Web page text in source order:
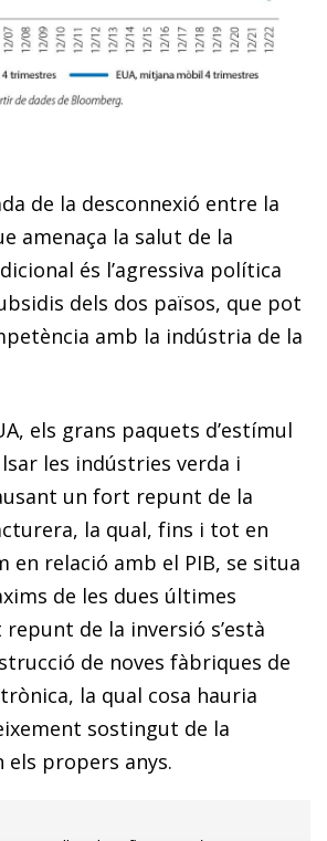
de la desconnexió entre la
amenaça la salut de la
és l’agressiva política
dels dos països, que pot
amb la indústria de la
els grans paquets d’estímul
les indústries verda i
un fort repunt de la
la qual, fins i tot en
en relació amb el PIB, se situa
de les dues últimes
repunt de la inversió s’està
de noves fàbriques de
la qual cosa hauria
sostingut de la
propers anys.